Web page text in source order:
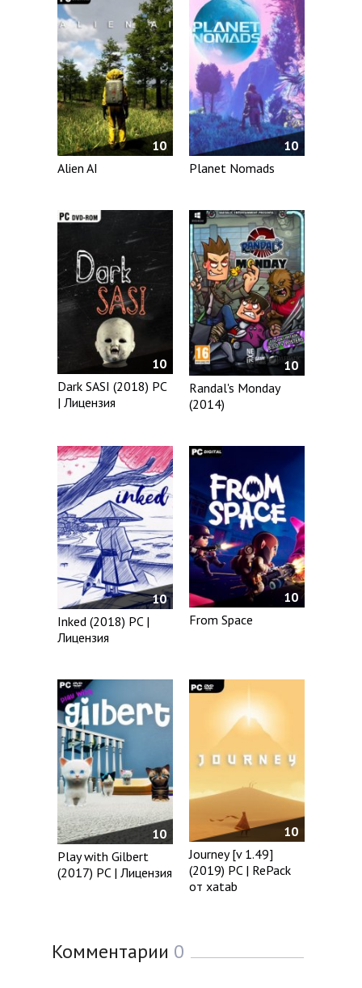
10
Alien AI
10
Planet Nomads
10
Dark SASI (2018) PC
| Лицензия
10
Randal's Monday
(2014)
10
Inked (2018) PC |
Лицензия
10
From Space
10
Play with Gilbert
(2017) PC | Лицензия
10
Journey [v 1.49]
(2019) PC | RePack
от xatab
Комментарии 0